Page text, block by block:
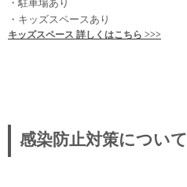
・駐車場あり
・キッズスペースあり
キッズスペース 詳しくはこちら >>>
感染防止対策について